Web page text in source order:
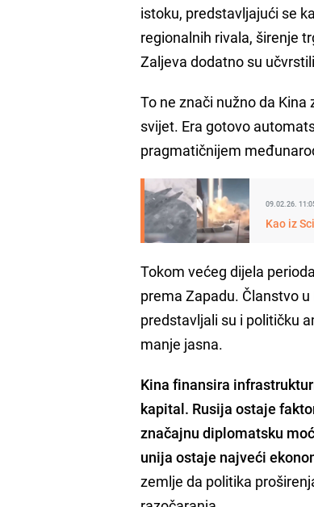
istoku, predstavljajući se
regionalnih rivala, širenje
Zaljeva dodatno su
To ne znači nužno da
svijet. Era gotovo
pragmatičnijem
09.02.26.
Kao iz
Tokom većeg dijela
prema Zapadu. Članstvo
predstavljali su i političku
manje jasna.
Kina finansira
kapital. Rusija ostaje
značajnu diplomatsku
unija ostaje najveći
zemlje da politika